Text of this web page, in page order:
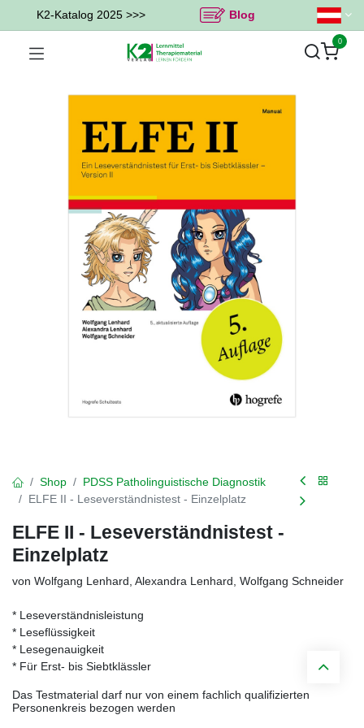
K2-Katalog 2025 >>> Blog
0
Shop
PDSS Patholinguistische Diagnostik
ELFE II - Leseverständnistest - Einzelplatz
ELFE II - Leseverständnistest -
Einzelplatz
von Wolfgang Lenhard, Alexandra Lenhard, Wolfgang Schneider
* Leseverständnisleistung
* Leseflüssigkeit
* Lesegenauigkeit
* Für Erst- bis Siebtklässler
Das Testmaterial darf nur von einem fachlich qualifizierten
Personenkreis bezogen werden